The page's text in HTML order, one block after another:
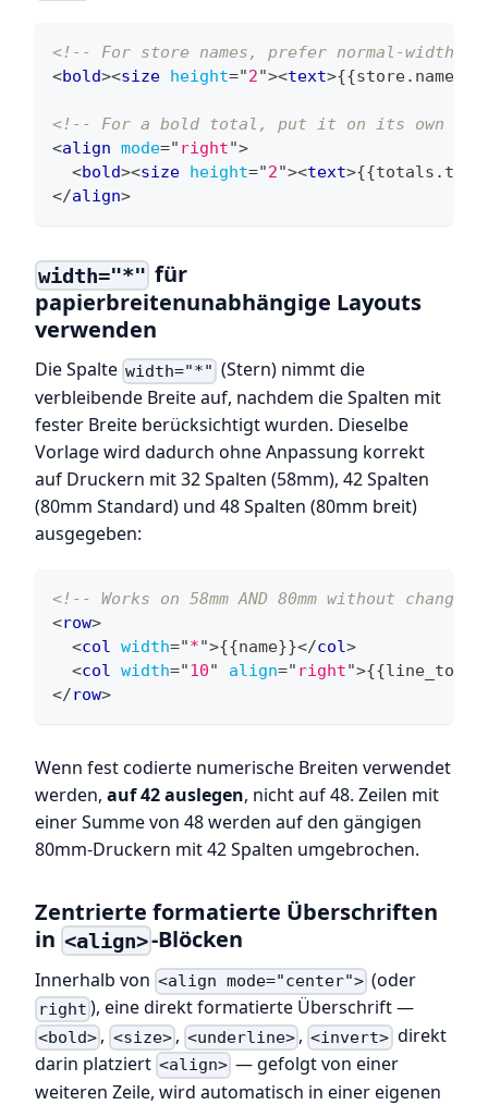
<!-- For store names, prefer normal-width,
<bold><size height="2"><text>{{store.name}}
<!-- For a bold total, put it on its own line
<align mode=" right">
<bold><size height="2"><text>
</align>
width="*" für
papierbreitenunabhängige Layouts
verwenden
Die Spalte width="*" (Stern) nimmt die
verbleibende Breite auf, nachdem die Spalten mit
fester Breite berücksichtigt wurden. Dieselbe
Vorlage wird dadurch ohne Anpassung korrekt
auf Druckern mit 32 Spalten (58mm), 42 Spalten
(80mm Standard) und 48 Spalten (80mm breit)
ausgegeben:
<!-- Works on 58mm AND 80mm without changes
<row>
<col width="*">{{name}}</col>
<col width="10" align=" right">
</row>
Wenn fest codierte numerische Breiten verwendet
werden, auf 42 auslegen, nicht auf 48. Zeilen mit
einer Summe von 48 werden auf den gängigen
80mm-Druckern mit 42 Spalten umgebrochen.
Zentrierte formatierte Überschriften
in <align>-Blöcken
Innerhalb von <align mode="center"> (oder
right ), eine direkt formatierte Überschrift —
<bold> , <size>, <underline> ,<invert>direkt
darin platziert <align> — gefolgt von einer
weiteren Zeile, wird automatisch in einer eigenen